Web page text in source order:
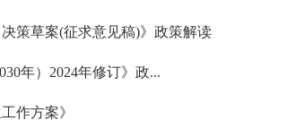
策草案(征求意见稿)》政策解读
年）2024年修订》政...
作方案》